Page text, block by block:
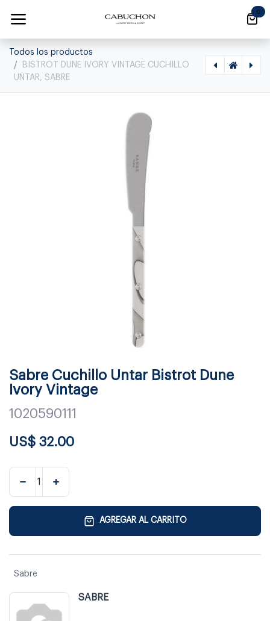
0
Todos los productos
BISTROT DUNE IVORY VINTAGE CUCHILLO
UNTAR, SABRE
Sabre Cuchillo Untar Bistrot Dune
Ivory Vintage
1020590111
US$ 32.00
AGREGAR AL CARRITO
Sabre
SABRE